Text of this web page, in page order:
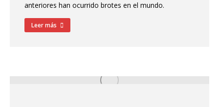
anteriores han ocurrido brotes en el mundo.
Leer más